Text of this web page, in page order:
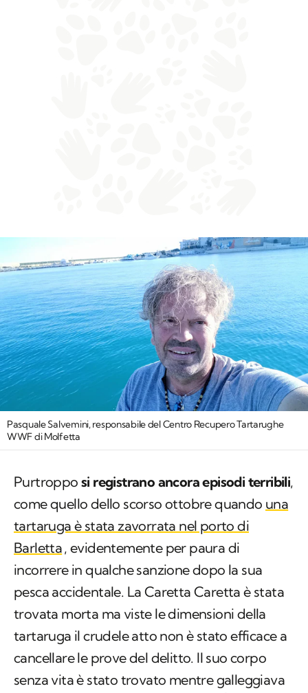
Pasquale Salvemini, responsabile del Centro Recupero Tartarughe
WWF di Molfetta
Purtroppo si registrano ancora episodi terribili,
come quello dello scorso ottobre quando una
tartaruga è stata zavorrata nel porto di
Barletta, evidentemente per paura di
incorrere in qualche sanzione dopo la sua
pesca accidentale. La Caretta Caretta è stata
trovata morta ma viste le dimensioni della
tartaruga il crudele atto non è stato efficace a
cancellare le prove del delitto. Il suo corpo
senza vita è stato trovato mentre galleggiava